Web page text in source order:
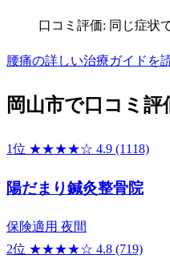
口コミ評価: 同じ症状
腰痛の詳しい治療ガイドを
岡山市で口コミ評
1位 ★★★★☆ 4.9 (1118)
陽だまり鍼灸整骨院
保険適用 夜間
2位 ★★★★☆ 4.8 (719)